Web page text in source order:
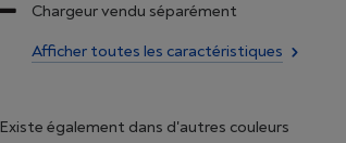
Chargeur vendu séparément
Afficher toutes les caractéristiques
Existe également dans d'autres couleurs